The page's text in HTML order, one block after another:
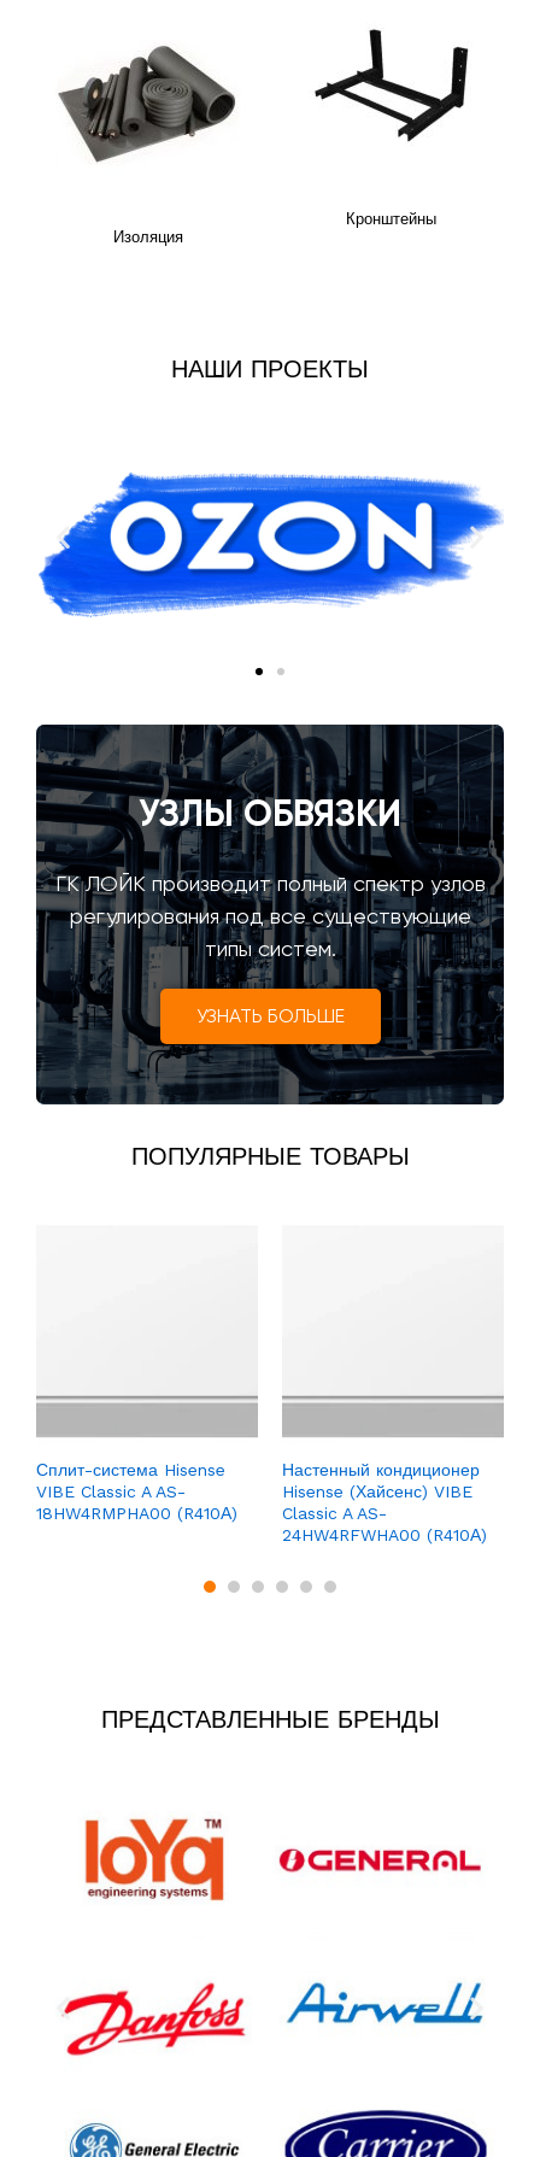
Изоляция
Кронштейны
НАШИ ПРОЕКТЫ
УЗЛЫ ОБВЯЗКИ
ГК ЛОЙК производит полный спектр узлов
регулирования под все существующие
типы систем.
УЗНАТЬ БОЛЬШЕ
ПОПУЛЯРНЫЕ ТОВАРЫ
Сплит-система Hisense
VIBE Classic A AS-
18HW4RMPHA00 (R410А)
Настенный кондиционер
Hisense (Хайсенс) VIBE
Classic A AS-
24HW4RFWHA00 (R410А)
ПРЕДСТАВЛЕННЫЕ БРЕНДЫ